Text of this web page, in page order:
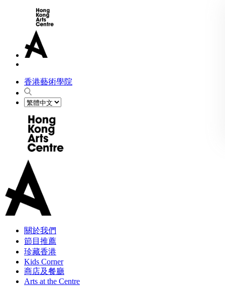
香港藝術學院
關於我們
節目推薦
珍藏香港
Kids Corner
商店及餐廳
Arts at the Centre